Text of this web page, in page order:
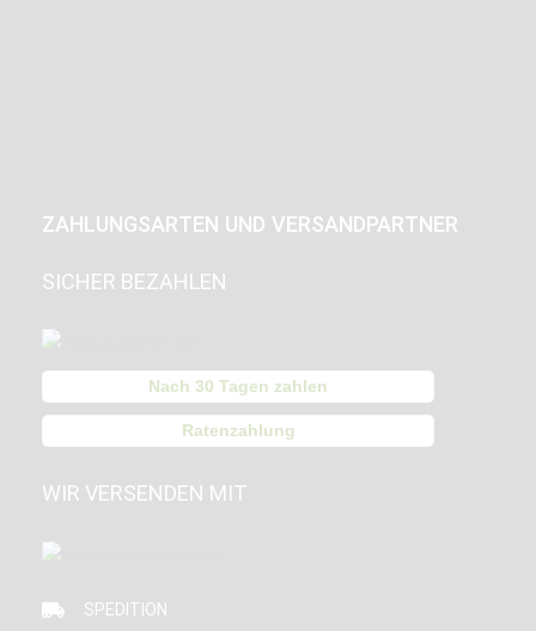
ZAHLUNGSARTEN UND VERSANDPARTNER
SICHER BEZAHLEN
Nach 30 Tagen zahlen
Ratenzahlung
WIR VERSENDEN MIT
SPEDITION